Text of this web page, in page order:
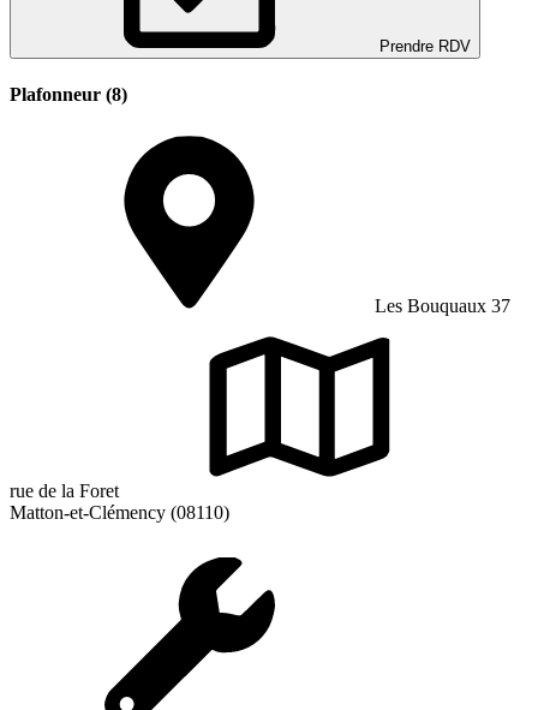
Prendre RDV
Plafonneur (8)
Les Bouquaux 37
rue de la Foret
Matton-et-Clémency (08110)